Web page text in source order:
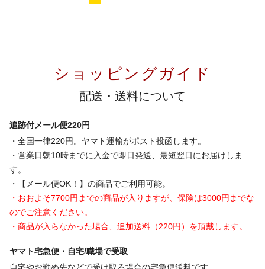
ショッピングガイド
配送・送料について
追跡付メール便220円
・全国一律220円。ヤマト運輸がポスト投函します。
・営業日朝10時までに入金で即日発送、最短翌日にお届けしま
す。
・【メール便OK！】の商品でご利用可能。
・おおよそ7700円までの商品が入りますが、保険は3000円までな
のでご注意ください。
・商品が入らなかった場合、追加送料（220円）を頂戴します。
ヤマト宅急便・自宅/職場で受取